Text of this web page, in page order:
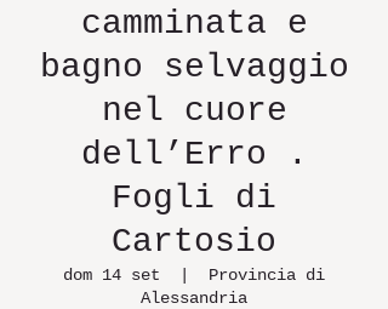
camminata e
bagno selvaggio
nel cuore
dell’Erro .
Fogli di
Cartosio
dom 14 set
Provincia di
Alessandria